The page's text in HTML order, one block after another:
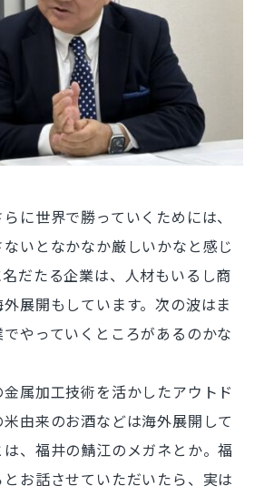
に世界で勝っていくためには、
いとなかなか厳しいかなと感じ
だたる企業は、人材もいるし商
展開もしています。次の波はま
やっていくところがあるのかな
属加工技術を活かしたアウトド
由来のお酒などは海外展開して
、福井の鯖江のメガネとか。福
お話させていただいたら、実は